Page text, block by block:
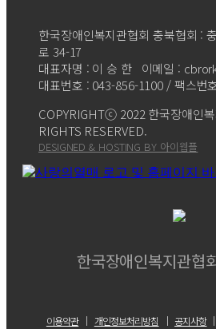
한국장애인복지관협회 충북협회 :
로 34-17
대표자명 : 이 승 한 이메일 :
대표번호 : 043-856-1100 / 팩스번
COPYRIGHTⓒ 2022 한국장애인
RIGHTS RESERVED.
DESIGNED & HOSTING BY 아이웹플
한국장애인복지관협
이용약관 ｜ 개인정보처리방침 ｜ 공지사항 ｜